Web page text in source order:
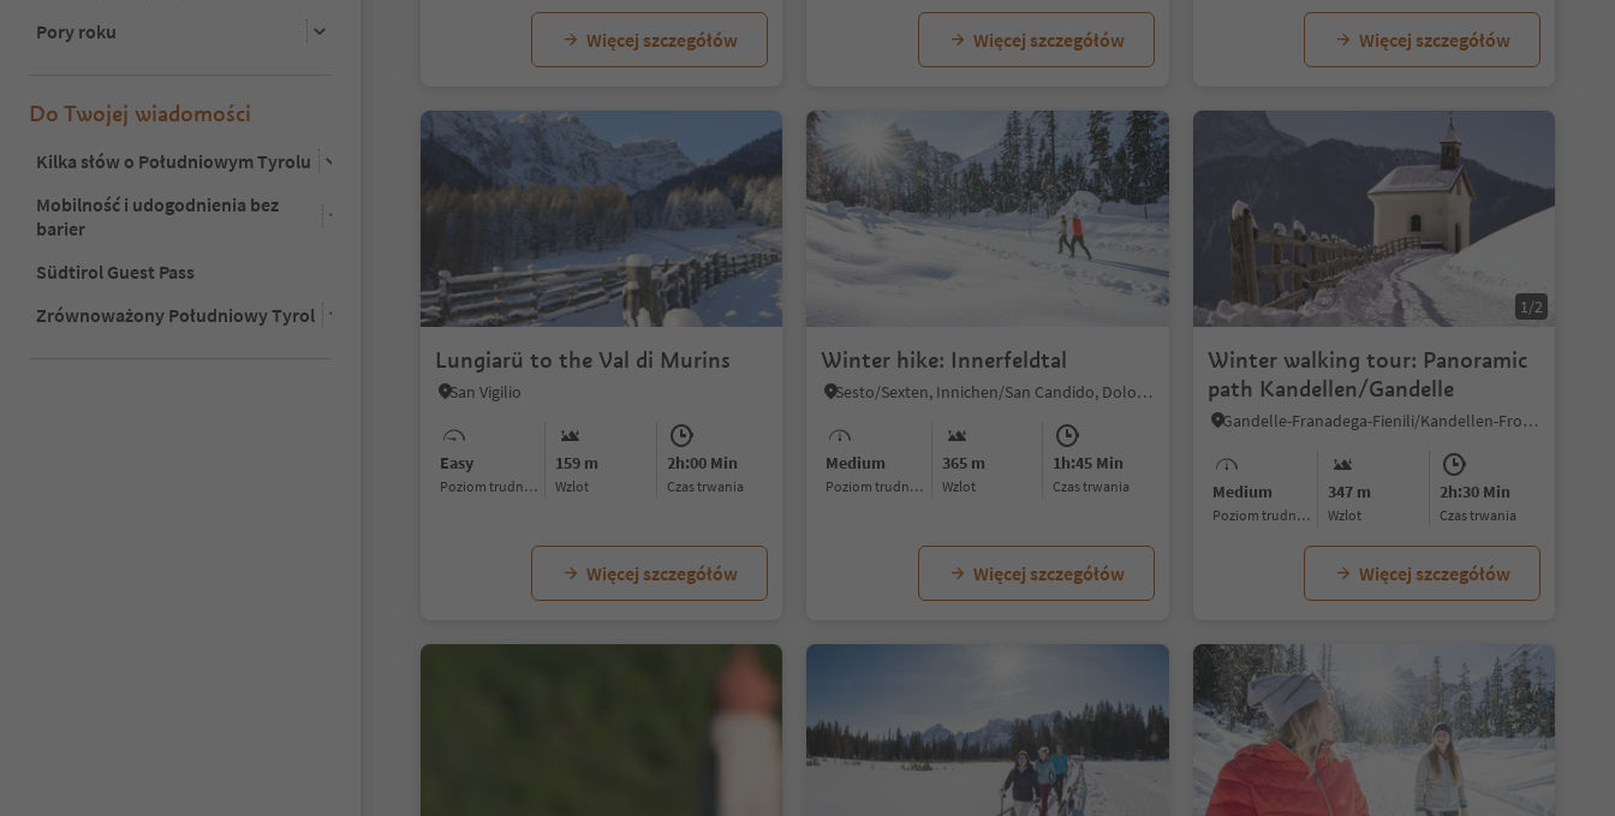
Pory roku
Do Twojej wiadomości
Kilka słów o Południowym Tyrolu
Mobilność i udogodnienia bez
barier
Südtirol Guest Pass
Zrównoważony Południowy Tyrol
Więcej szczegółów Więcej szczegółów Więcej szczegółów
Lungiarü to the Val di Murins
San Vigilio
Easy
Poziom trudności
159 m
Wzlot
2h:00 Min
czas trwania
Więcej szczegółów
Winter hike: Innerfeldtal
Sesto/Sexten, Innichen/San Candido, Dolomites Region 3 Zinnen
Medium
Poziom trudności
365 m
Wzlot
1h:45 Min
czas trwania
Więcej szczegółów
1/2
Winter walking tour: Panoramic
path Kandellen/Gandelle
Gandelle-Franadega-Fienili/Kandellen-Frondeigen-Stadlern, Toblach/Dobbiaco, Dolomites Region 3 Zinnen
Medium
Poziom trudności
347 m
Wzlot
2h:30 Min
czas trwania
Więcej szczegółów